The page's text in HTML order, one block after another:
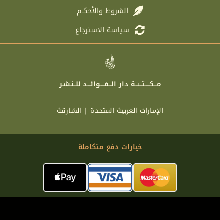
الشروط والأحكام
سياسة الاسترجاع
مـــكــــتـــبــة دار الـــفــــوائـــد للــنـشـر
الإمارات العربية المتحدة | الشارقة
خيارات دفع متكاملة